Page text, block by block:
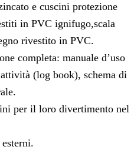
e cuscini protezione
in PVC ignifugo,scala
rivestito in PVC.
completa: manuale d’uso
(log book), schema di
per il loro divertimento nel